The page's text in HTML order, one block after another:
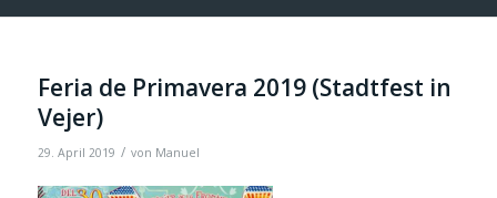
Feria de Primavera 2019 (Stadtfest in
Vejer)
29. April 2019 / von Manuel